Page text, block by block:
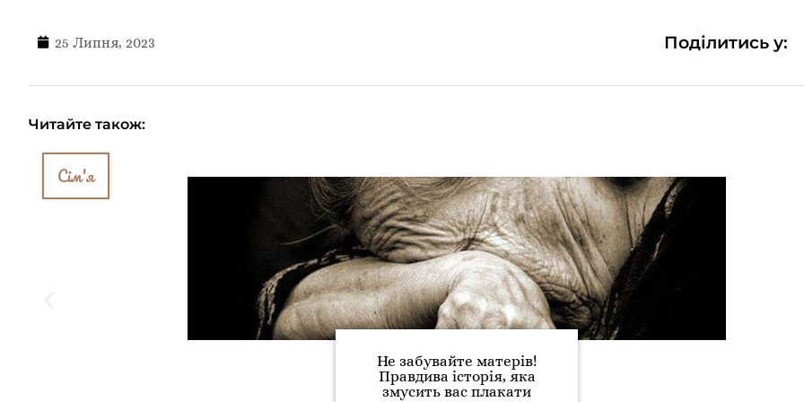
25 Липня, 2023 Поділитись у:
Читайте також:
Сім'я
Не забувайте матерів!
Правдива історія, яка
змусить вас плакати